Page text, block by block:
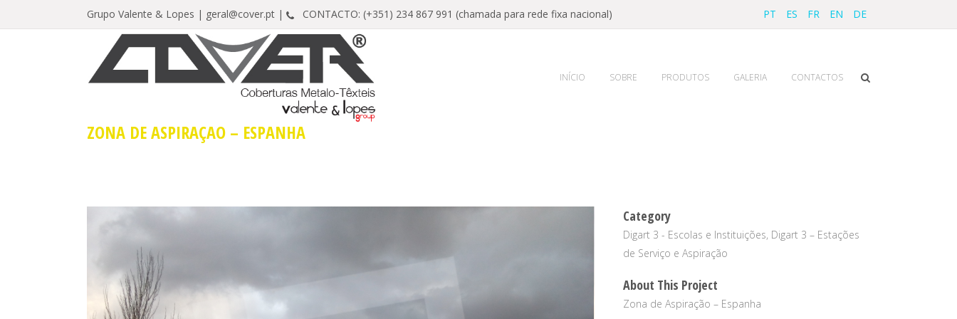
Grupo Valente & Lopes | geral@cover.pt | CONTACTO: (+351) 234 867 991 (chamada para rede fixa nacional) PT ES FR EN DE
INÍCIO SOBRE PRODUTOS GALERIA CONTACTOS
ZONA DE ASPIRAÇÃO – ESPANHA
Category
Digart 3 - Escolas e Instituições, Digart 3 – Estações
de Serviço e Aspiração
About This Project
Zona de Aspiração – Espanha